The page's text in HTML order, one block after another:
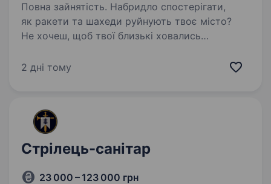
Повна зайнятість. Набридло спостерігати,
як ракети та шахеди руйнують твоє місто?
Не хочеш, щоб твої близькі ховались
десь у Польщі? Втомився перевіряти у ТГ-
2 дні тому
Стрілець-санітар
23 000 – 123 000 грн